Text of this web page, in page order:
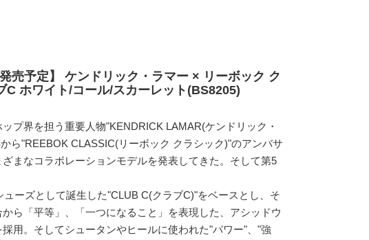
発売予定】 ケンドリック・ラマー × リーボック ク
C ホワイト/コール/スカーレット(BS8205)
プ界を担う重要人物"KENDRICK LAMAR(ケンドリック・
ら"REEBOK CLASSIC(リーボック クラシック)"のアンバサ
ざまなコラボレーションモデルを発表してきた。そして第5
ューズとして誕生した"CLUB C(クラブC)"をベースとし、そ
ら「平等」、「一つになること」を表現した、アシッドウ
採用。そしてシュータンやヒールに使われた"パワー"、"強